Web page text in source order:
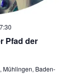
Pfad der
Mühlingen, Baden-